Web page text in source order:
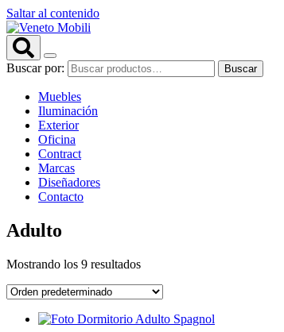
Saltar al contenido
Buscar por: Buscar
Muebles
Iluminación
Exterior
Oficina
Contract
Marcas
Diseñadores
Contacto
Adulto
Mostrando los 9 resultados